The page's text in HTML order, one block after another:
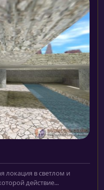
локация в светлом и
действие...